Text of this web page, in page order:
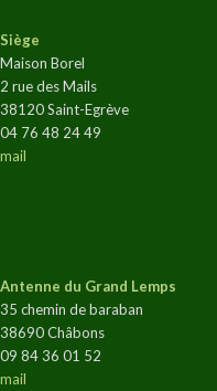
Siège
Maison Borel
2 rue des Mails
38120 Saint-Egrève
04 76 48 24 49
mail
Antenne du Grand Lemps
35 chemin de baraban
38690 Châbons
09 84 36 01 52
mail